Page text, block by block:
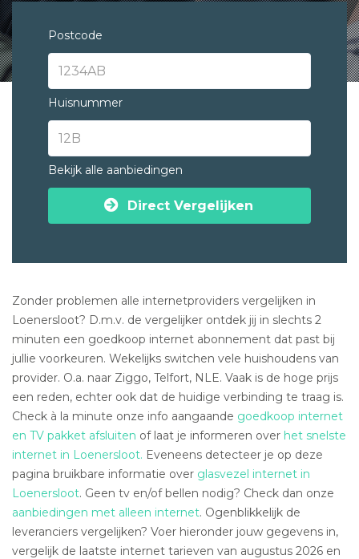
Postcode
Huisnummer
Bekijk alle aanbiedingen
Direct Vergelijken
Zonder problemen alle internetproviders vergelijken in
Loenersloot? D.m.v. de vergelijker ontdek jij in slechts 2
minuten een goedkoop internet abonnement dat past bij
jullie voorkeuren. Wekelijks switchen vele huishoudens van
provider. O.a. naar Ziggo, Telfort, NLE. Vaak is de hoge prijs
een reden, echter ook dat de huidige verbinding te traag is.
Check à la minute onze info aangaande goedkoop internet
en TV pakket afsluiten of laat je informeren over het snelste
internet in Loenersloot. Eveneens detecteer je op deze
pagina bruikbare informatie over glasvezel internet in
Loenersloot. Geen tv en/of bellen nodig? Check dan onze
aanbiedingen met alleen internet. Ogenblikkelijk de
leveranciers vergelijken? Voer hieronder jouw gegevens in,
vergelijk de laatste internet tarieven van augustus 2026 en